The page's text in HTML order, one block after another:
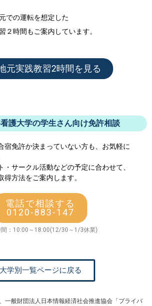
での運転を想定した
２時間 もご案内しています。
元実践教習2時間を見る
護大学の学生さん向け免許相談
宿免許か決まっていない方も、お気軽に
・サークル活動などの予定に合わせて、
得方法をご案内します。
電話で相談する
0120-883-147
間：10:00～18:00(12/30～1/3休業)
大学別一覧ページに戻る
一般財団法人日本情報経済社会推進協会「プライバ